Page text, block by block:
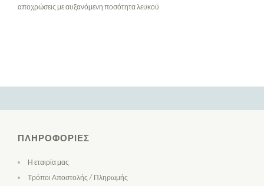
αποχρώσεις με αυξανόμενη ποσότητα λευκού
ΠΛΗΡΟΦΟΡΊΕΣ
Η εταιρία μας
Τρόποι Αποστολής / Πληρωμής